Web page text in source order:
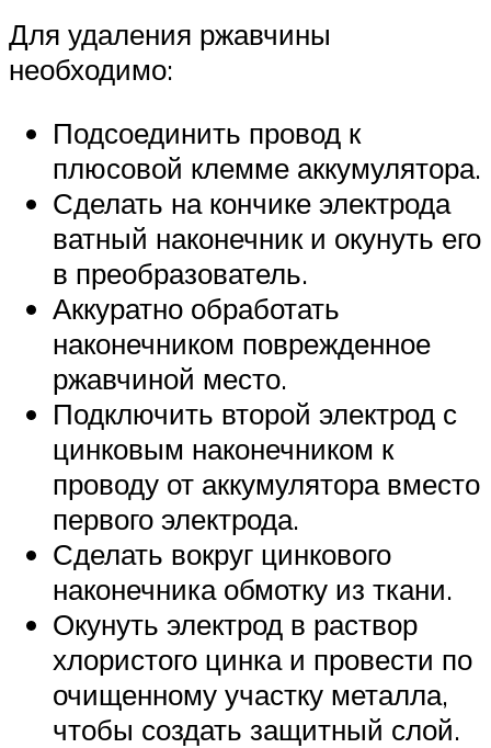
Для удаления ржавчины
необходимо:
Подсоединить провод к
плюсовой клемме аккумулятора.
Сделать на кончике электрода
ватный наконечник и окунуть его
в преобразователь.
Аккуратно обработать
наконечником поврежденное
ржавчиной место.
Подключить второй электрод с
цинковым наконечником к
проводу от аккумулятора вместо
первого электрода.
Сделать вокруг цинкового
наконечника обмотку из ткани.
Окунуть электрод в раствор
хлористого цинка и провести по
очищенному участку металла,
чтобы создать защитный слой.